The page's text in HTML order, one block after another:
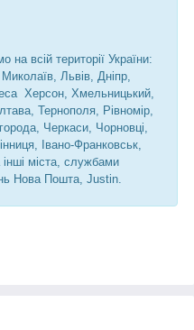
на всій території України:
Львів, Дніпр,
Херсон, Хмельницький,
Тернополя, Рівномір,
Черкаси, Чорновці,
Івано-Франковськ,
міста, службами
Нова Пошта, Justin.